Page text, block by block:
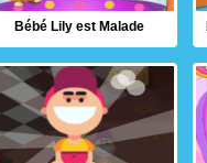
Bébé Lily est Malade